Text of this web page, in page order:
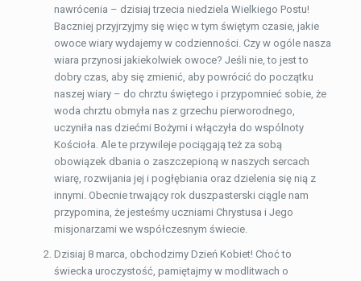
nawrócenia – dzisiaj trzecia niedziela Wielkiego Postu!
Baczniej przyjrzyjmy się więc w tym świętym czasie, jakie
owoce wiary wydajemy w codzienności. Czy w ogóle nasza
wiara przynosi jakiekolwiek owoce? Jeśli nie, to jest to
dobry czas, aby się zmienić, aby powrócić do początku
naszej wiary – do chrztu świętego i przypomnieć sobie, że
woda chrztu obmyła nas z grzechu pierworodnego,
uczyniła nas dziećmi Bożymi i włączyła do wspólnoty
Kościoła. Ale te przywileje pociągają też za sobą
obowiązek dbania o zaszczepioną w naszych sercach
wiarę, rozwijania jej i pogłębiania oraz dzielenia się nią z
innymi. Obecnie trwający rok duszpasterski ciągle nam
przypomina, że jesteśmy uczniami Chrystusa i Jego
misjonarzami we współczesnym świecie.
Dzisiaj 8 marca, obchodzimy Dzień Kobiet! Choć to
świecka uroczystość, pamiętajmy w modlitwach o